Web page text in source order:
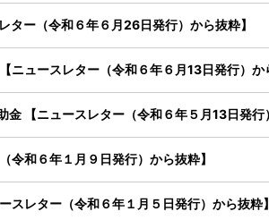
ター（令和６年６月26日発行）から抜粋】
ニュースレター（令和６年６月13日発行）か
【ニュースレター（令和６年５月13日発行
令和６年１月９日発行）から抜粋】
スレター（令和６年１月５日発行）から抜粋】